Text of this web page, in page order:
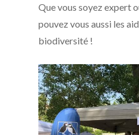
Que vous soyez expert
pouvez vous aussi les
biodiversité !